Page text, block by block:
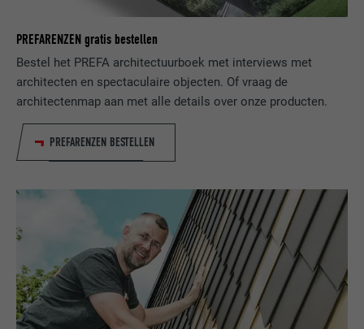
PREFARENZEN gratis bestellen
Bestel het PREFA architectuurboek met interviews met
architecten en spectaculaire objecten. Of vraag de
architectenmap aan met alle details over onze producten.
PREFARENZEN BESTELLEN
van cookies toestaat. Bevat geen
identificatiekenmerken.
DOEL
website een ingebed "Volg ons"-venster
bevat.
VERVALTIJD 2 jaar
Gebruikt door de socialnetworking-dienst
LinkedIn voor het volgen van het gebruik
van ingebedde diensten.
NAAM bscookie